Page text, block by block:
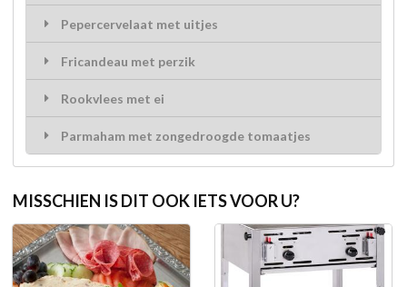
Pepercervelaat met uitjes
Fricandeau met perzik
Rookvlees met ei
Parmaham met zongedroogde tomaatjes
MISSCHIEN IS DIT OOK IETS VOOR U?